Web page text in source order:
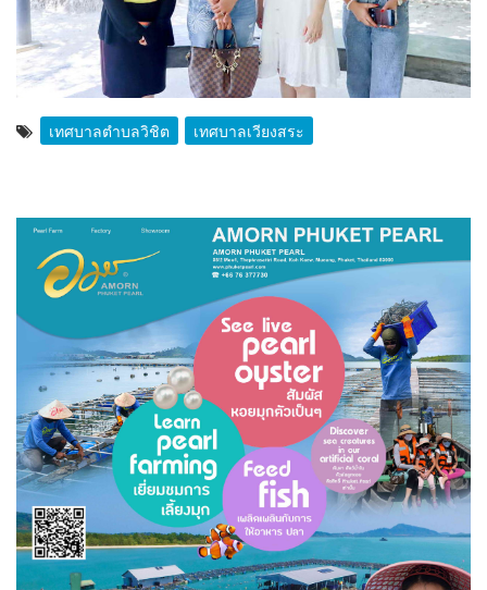
เทศบาลตำบลวิชิต เทศบาลเวียงสระ